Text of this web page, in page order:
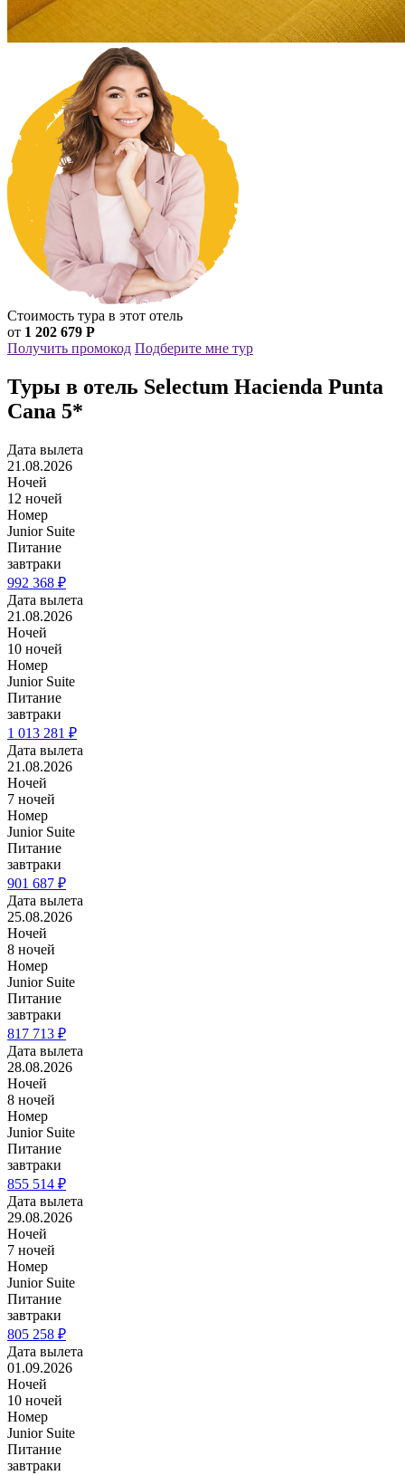
Стоимость тура в этот отель
от 1 202 679 Р
Получить промокод Подберите мне тур
Туры в отель Selectum Hacienda Punta
Cana 5*
Дата вылета
21.08.2026
Ночей
12 ночей
Номер
Junior Suite
Питание
завтраки
992 368 ₽
Дата вылета
21.08.2026
Ночей
10 ночей
Номер
Junior Suite
Питание
завтраки
1 013 281 ₽
Дата вылета
21.08.2026
Ночей
7 ночей
Номер
Junior Suite
Питание
завтраки
901 687 ₽
Дата вылета
25.08.2026
Ночей
8 ночей
Номер
Junior Suite
Питание
завтраки
817 713 ₽
Дата вылета
28.08.2026
Ночей
8 ночей
Номер
Junior Suite
Питание
завтраки
855 514 ₽
Дата вылета
29.08.2026
Ночей
7 ночей
Номер
Junior Suite
Питание
завтраки
805 258 ₽
Дата вылета
01.09.2026
Ночей
10 ночей
Номер
Junior Suite
Питание
завтраки